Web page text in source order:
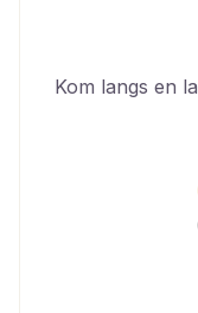
Kom langs en